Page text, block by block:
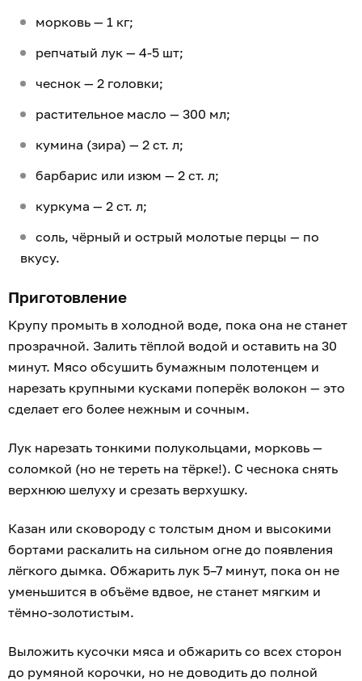
морковь — 1 кг;
репчатый лук — 4-5 шт;
чеснок — 2 головки;
растительное масло — 300 мл;
кумина (зира) — 2 ст. л;
барбарис или изюм — 2 ст. л;
куркума — 2 ст. л;
соль, чёрный и острый молотые перцы — по
вкусу.
Приготовление
Крупу промыть в холодной воде, пока она не станет
прозрачной. Залить тёплой водой и оставить на 30
минут. Мясо обсушить бумажным полотенцем и
нарезать крупными кусками поперёк волокон — это
сделает его более нежным и сочным.
Лук нарезать тонкими полукольцами, морковь —
соломкой (но не тереть на тёрке!). С чеснока снять
верхнюю шелуху и срезать верхушку.
Казан или сковороду с толстым дном и высокими
бортами раскалить на сильном огне до появления
лёгкого дымка. Обжарить лук 5–7 минут, пока он не
уменьшится в объёме вдвое, не станет мягким и
тёмно-золотистым.
Выложить кусочки мяса и обжарить со всех сторон
до румяной корочки, но не доводить до полной